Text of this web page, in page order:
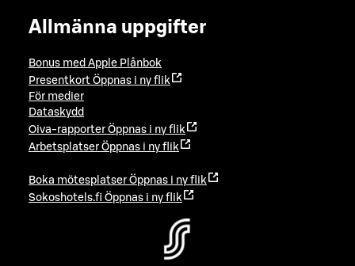
Allmänna uppgifter
Bonus med Apple Plånbok
Presentkort Öppnas i ny flik
För medier
Dataskydd
Oiva-rapporter Öppnas i ny flik
Arbetsplatser Öppnas i ny flik
Boka mötesplatser Öppnas i ny flik
Sokoshotels.fi Öppnas i ny flik